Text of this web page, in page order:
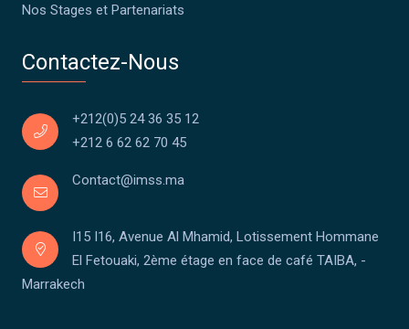
Nos Stages et Partenariats
Contactez-Nous
+212(0)5 24 36 35 12
+212 6 62 62 70 45
Contact@imss.ma
I15 I16, Avenue Al Mhamid, Lotissement Hommane
El Fetouaki, 2ème étage en face de café TAIBA, -
Marrakech